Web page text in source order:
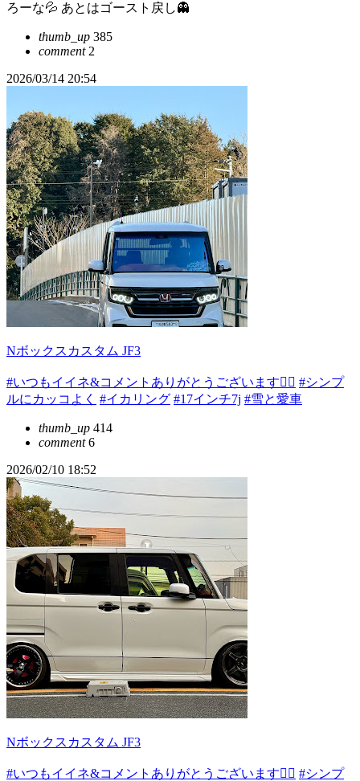
ろーな💦 あとはゴースト戻し👻
thumb_up 385
comment2
2026/03/14 20:54
Nボックスカスタム JF3
#いつもイイネ&コメントありがとうございます🙇‍♂️ #シンプ
ルにカッコよく #イカリング #17インチ7j #雪と愛車
thumb_up 414
comment6
2026/02/10 18:52
Nボックスカスタム JF3
#いつもイイネ&コメントありがとうございます🙇‍♂️ #シンプ